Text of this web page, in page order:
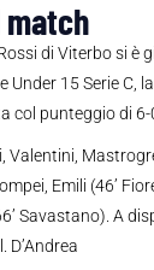
di Viterbo si è
15 Serie C,
col punteggio di 6-
Valentini,
Emili (46’
Savastano). A
D’Andrea